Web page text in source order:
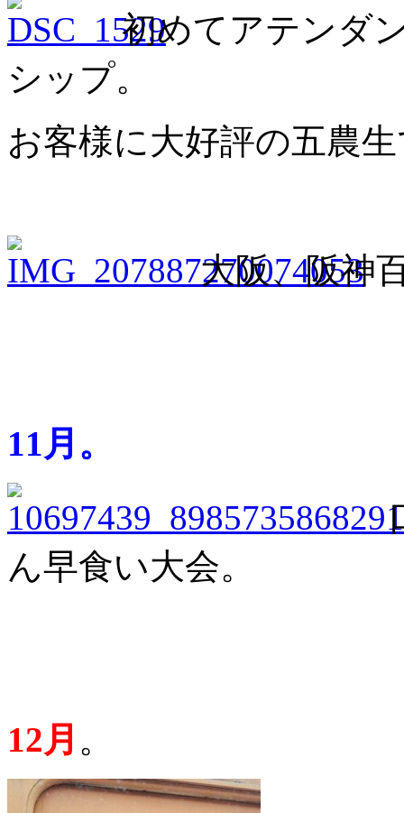
初めてアテンダ
シップ。
お客様に大好評の五農
大阪、阪神
11月。
口
ん早食い大会。
12月 。